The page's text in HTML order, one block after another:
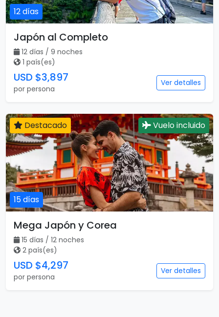
12 días
Japón al Completo
12 días / 9 noches
1 país(es)
USD $3,897
por persona
Ver detalles
15 días
Destacado Vuelo incluido
Mega Japón y Corea
15 días / 12 noches
2 país(es)
USD $4,297
por persona
Ver detalles